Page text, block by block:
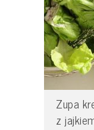
Zupa
z